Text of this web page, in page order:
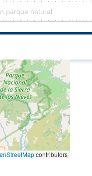
parque natural
contributors